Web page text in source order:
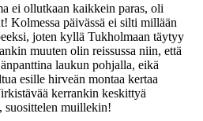
ei ollutkaan kaikkein paras, oli
Kolmessa päivässä ei silti millään
joten kyllä Tukholmaan täytyy
muuten olin reissussa niin, että
laukun pohjalla, eikä
esille hirveän montaa kertaa
kerrankin keskittyä
suosittelen muillekin!